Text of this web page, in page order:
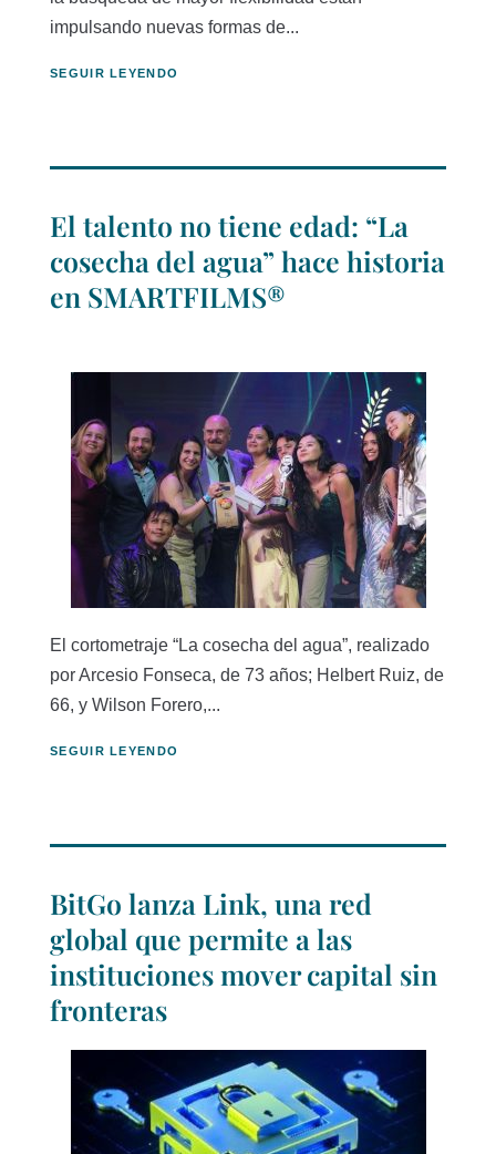
impulsando nuevas formas de...
SEGUIR LEYENDO
El talento no tiene edad: “La
cosecha del agua” hace historia
en SMARTFILMS®
El cortometraje “La cosecha del agua”, realizado
por Arcesio Fonseca, de 73 años; Helbert Ruiz, de
66, y Wilson Forero,...
SEGUIR LEYENDO
BitGo lanza Link, una red
global que permite a las
instituciones mover capital sin
fronteras